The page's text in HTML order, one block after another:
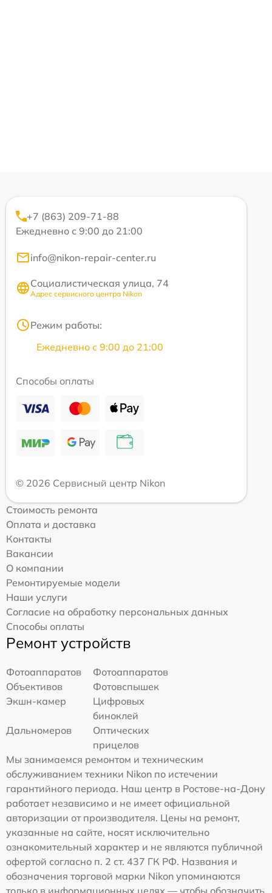
+7 (863) 209-71-88
Ежедневно с 9:00 до 21:00
info@nikon-repair-center.ru
Социалистическая улица, 74
Адрес сервисного центра Nikon
Режим работы:
Ежедневно с 9:00 до 21:00
Способы оплаты
© 2026 Сервисный центр Nikon
Стоимость ремонта
Оплата и доставка
Контакты
Вакансии
О компании
Ремонтируемые модели
Наши услуги
Согласие на обработку персональных данных
Способы оплаты
Ремонт устройств
Фотоаппаратов
Фотоаппаратов
Объективов
Фотовспышек
Экшн-камер
Цифровых
биноклей
Дальномеров
Оптических
прицелов
Мы занимаемся ремонтом и техническим
обслуживанием техники Nikon по истечении
гарантийного периода. Наш центр в Ростове-на-Дону
работает независимо и не имеет официальной
авторизации от производителя. Цены на ремонт,
указанные на сайте, носят исключительно
ознакомительный характер и не являются публичной
офертой согласно п. 2 ст. 437 ГК РФ. Названия и
обозначения торговой марки Nikon упоминаются